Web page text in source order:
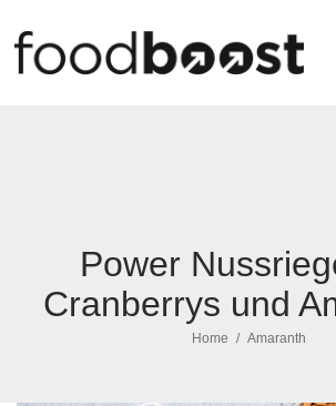
Power
Cranberrys und
Home Amaranth